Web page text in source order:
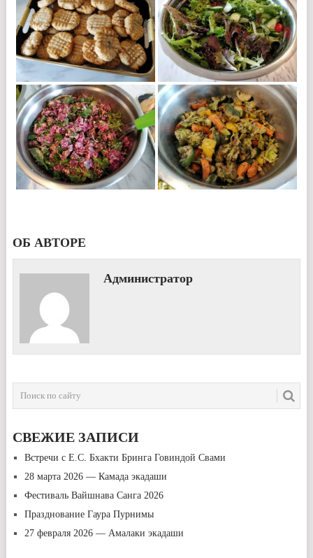
ОБ АВТОРЕ
Администратор
СВЕЖИЕ ЗАПИСИ
Встречи с Е.С. Бхакти Бринга Говиндой Свами
28 марта 2026 — Камада экадаши
Фестиваль Вайшнава Санга 2026
Празднование Гаура Пурнимы
27 февраля 2026 — Амалаки экадаши